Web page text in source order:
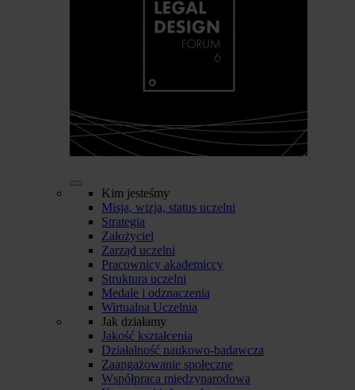
Kim jesteśmy
Misja, wizja, status uczelni
Strategia
Założyciel
Zarząd uczelni
Pracownicy akademiccy
Struktura uczelni
Medale i odznaczenia
Wirtualna Uczelnia
Jak działamy
Jakość kształcenia
Działalność naukowo-badawcza
Zaangażowanie społeczne
Współpraca międzynarodowa